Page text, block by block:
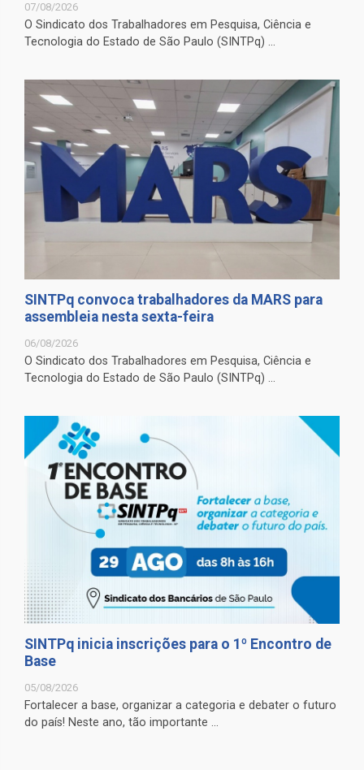
07/08/2026
O Sindicato dos Trabalhadores em Pesquisa, Ciência e
Tecnologia do Estado de São Paulo (SINTPq) ...
SINTPq convoca trabalhadores da MARS para
assembleia nesta sexta-feira
06/08/2026
O Sindicato dos Trabalhadores em Pesquisa, Ciência e
Tecnologia do Estado de São Paulo (SINTPq) ...
SINTPq inicia inscrições para o 1º Encontro de
Base
05/08/2026
Fortalecer a base, organizar a categoria e debater o futuro
do país! Neste ano, tão importante ...